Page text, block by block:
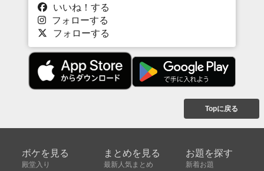
いいね！する
フォローする
フォローする
Topに戻る
ボケを見る
殿堂入り
まとめを見る
最新人気まとめ
お題を探す
新着お題